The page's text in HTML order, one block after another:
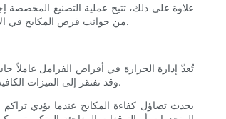
علاوة على ذلك، تتيح عملية التصنيع
من جوانب قرص المكابح في الأداء العام، مما يوفر حلاً مصممًا خصيصًا لا يمكن للقطع العامة أن تُضاهيه. والنتيجة هي نظام كبح متناسق ومتوازن، وأكثر موثوقية في نهاية المطاف لتلبية احتياجاتك في القيادة.
تُعدّ إدارة الحرارة في أقراص الفرامل عاملاً
وقد تفتقر إلى الميزات الكافية لتبديد الحرارة المتولدة أثناء الكبح بكفاءة. في المقابل، يمكن تصميم أقراص الفرامل المُخصصة بدقة متناهية لتحسين تبديد الحرارة ومكافحة تضاؤل ​​قوة الكبح بشكل ملحوظ.
يحدث تضاؤل ​​كفاءة المكابح عندما يؤدي